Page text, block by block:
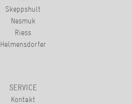
Skeppshult
Nesmuk
Riess
Helmensdorfer
SERVICE
Kontakt